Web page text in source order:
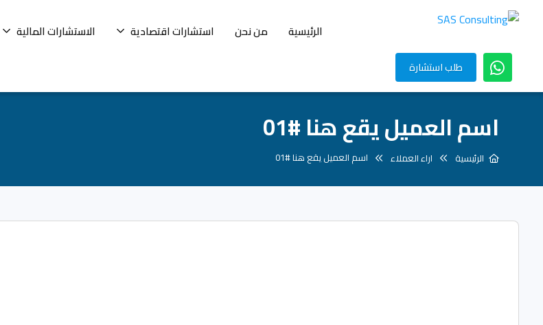
الرئيسية من نحن استشارات اقتصادية الاستشارات المالية
طلب استشارة
اسم العميل يقع هنا #01
الرئيسية اراء العملاء اسم العميل يقع هنا #01